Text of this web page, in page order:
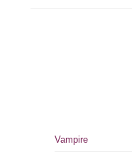
Vampire